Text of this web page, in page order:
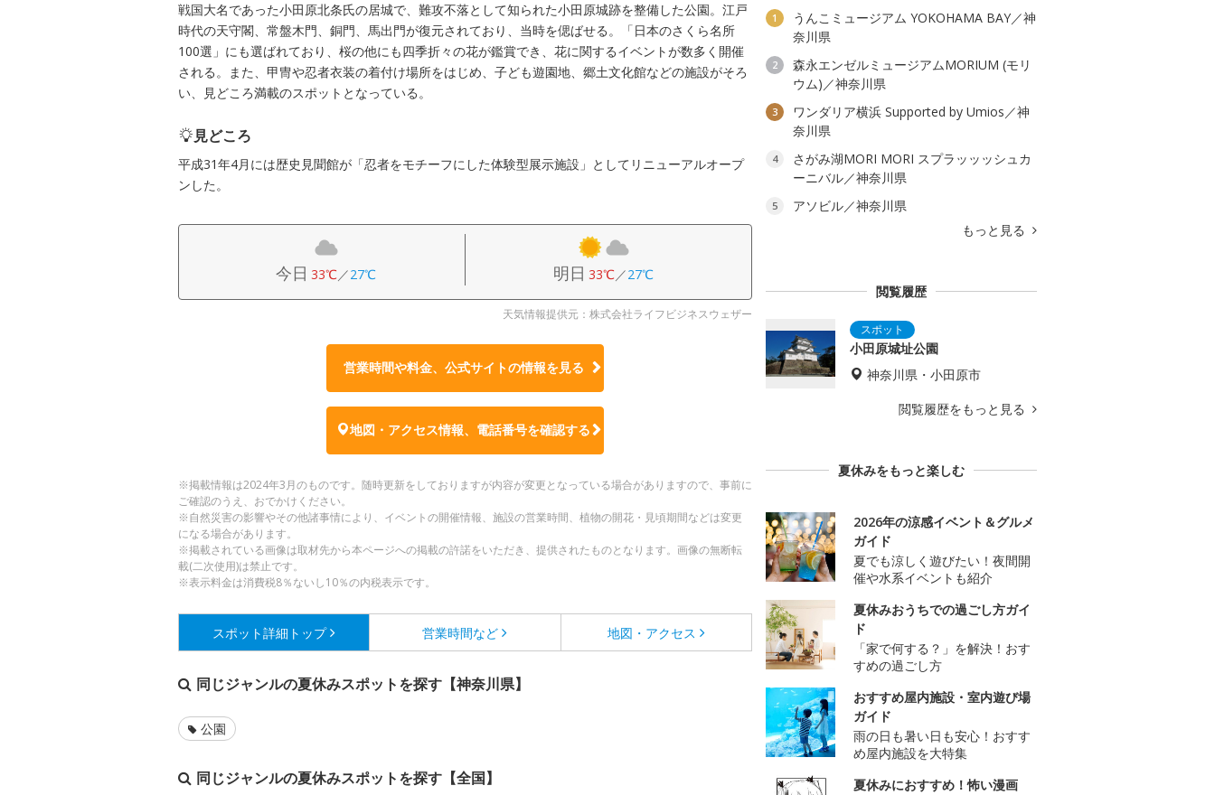
戦国大名であった小田原北条氏の居城で、難攻不落として知られた小田原城跡を整備した公園。江戸
時代の天守閣、常盤木門、銅門、馬出門が復元されており、当時を偲ばせる。「日本のさくら名所
100選」にも選ばれており、桜の他にも四季折々の花が鑑賞でき、花に関するイベントが数多く開催
される。また、甲冑や忍者衣装の着付け場所をはじめ、子ども遊園地、郷土文化館などの施設がそろ
い、見どころ満載のスポットとなっている。
見どころ
平成31年4月には歴史見聞館が「忍者をモチーフにした体験型展示施設」としてリニューアルオープ
ンした。
今日 33℃／27℃ 明日 33℃／27℃
天気情報提供元：株式会社ライフビジネスウェザー
営業時間や料金、公式サイトの情報を見る
地図・アクセス情報、電話番号を確認する
※掲載情報は2024年3月のものです。随時更新をしておりますが内容が変更となっている場合がありますので、事前に
ご確認のうえ、おでかけください。
※自然災害の影響やその他諸事情により、イベントの開催情報、施設の営業時間、植物の開花・見頃期間などは変更
になる場合があります。
※掲載されている画像は取材先から本ページへの掲載の許諾をいただき、提供されたものとなります。画像の無断転
載(二次使用)は禁止です。
※表示料金は消費税8％ないし10％の内税表示です。
スポット詳細 トップ 営業時間など 地図・アクセス
同じジャンルの夏休みスポットを探す【神奈川県】
公園
同じジャンルの夏休みスポットを探す【全国】
1
うんこミュージアム YOKOHAMA BAY／神
奈川県
2
森永エンゼルミュージアムMORIUM (モリ
ウム)／神奈川県
3
ワンダリア横浜 Supported by Umios／神
奈川県
4
さがみ湖MORI MORI スプラッッッシュカ
ーニバル／神奈川県
5
アソビル／神奈川県
もっと見る
閲覧履歴
小田原城址公園
神奈川県・小田原市
閲覧履歴をもっと見る
夏休みをもっと楽しむ
2026年の涼感イベント＆グルメ
ガイド
夏でも涼しく遊びたい！夜間開
催や水系イベントも紹介
夏休みおうちでの過ごし方ガイ
ド
「家で何する？」を解決！おす
すめの過ごし方
おすすめ屋内施設・室内遊び場
ガイド
雨の日も暑い日も安心！おすす
め屋内施設を大特集
夏休みにおすすめ！怖い漫画